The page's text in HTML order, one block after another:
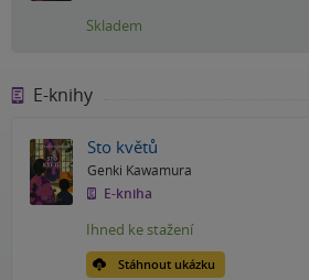
Skladem
E-knihy
Sto květů
Genki Kawamura
E-kniha
Stáhnout ukázku
Ihned ke stažení